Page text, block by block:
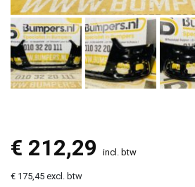
€ 212,29 incl. btw
€ 175,45 excl. btw